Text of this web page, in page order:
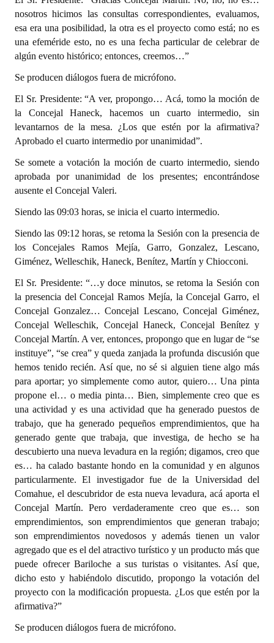
nosotros hicimos las consultas correspondientes, evaluamos,
esa era una posibilidad, la otra es el proyecto como está; no es
una efeméride esto, no es una fecha particular de celebrar de
algún evento histórico; entonces, creemos…”
Se producen diálogos fuera de micrófono.
El Sr. Presidente: “A ver, propongo… Acá, tomo la moción de
la Concejal Haneck, hacemos un cuarto intermedio, sin
levantarnos de la mesa. ¿Los que estén por la afirmativa?
Aprobado el cuarto intermedio por unanimidad”.
Se somete a votación la moción de cuarto intermedio, siendo
aprobada por unanimidad de los presentes; encontrándose
ausente el Concejal Valeri.
Siendo las 09:03 horas, se inicia el cuarto intermedio.
Siendo las 09:12 horas, se retoma la Sesión con la presencia de
los Concejales Ramos Mejía, Garro, Gonzalez, Lescano,
Giménez, Welleschik, Haneck, Benítez, Martín y Chiocconi.
El Sr. Presidente: “…y doce minutos, se retoma la Sesión con
la presencia del Concejal Ramos Mejía, la Concejal Garro, el
Concejal Gonzalez… Concejal Lescano, Concejal Giménez,
Concejal Welleschik, Concejal Haneck, Concejal Benítez y
Concejal Martín. A ver, entonces, propongo que en lugar de “se
instituye”, “se crea” y queda zanjada la profunda discusión que
hemos tenido recién. Así que, no sé si alguien tiene algo más
para aportar; yo simplemente como autor, quiero… Una pinta
propone el… o media pinta… Bien, simplemente creo que es
una actividad y es una actividad que ha generado puestos de
trabajo, que ha generado pequeños emprendimientos, que ha
generado gente que trabaja, que investiga, de hecho se ha
descubierto una nueva levadura en la región; digamos, creo que
es… ha calado bastante hondo en la comunidad y en algunos
particularmente. El investigador fue de la Universidad del
Comahue, el descubridor de esta nueva levadura, acá aporta el
Concejal Martín. Pero verdaderamente creo que es… son
emprendimientos, son emprendimientos que generan trabajo;
son emprendimientos novedosos y además tienen un valor
agregado que es el del atractivo turístico y un producto más que
puede ofrecer Bariloche a sus turistas o visitantes. Así que,
dicho esto y habiéndolo discutido, propongo la votación del
proyecto con la modificación propuesta. ¿Los que estén por la
afirmativa?”
Se producen diálogos fuera de micrófono.